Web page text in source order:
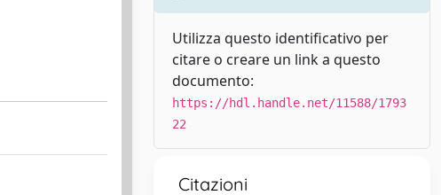
Utilizza questo identificativo per
citare o creare un link a questo
documento:
https://hdl.handle.net/11588/1793
22
Citazioni